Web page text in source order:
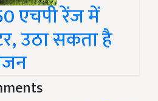
एचपी रेंज में
उठा सकता है